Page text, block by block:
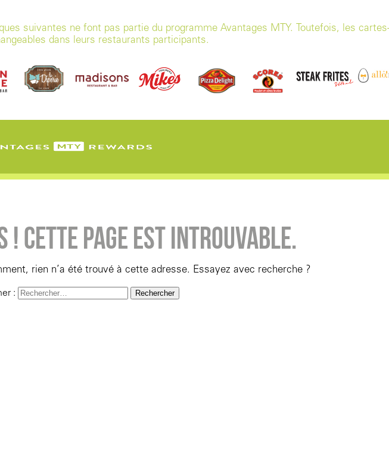
suivantes ne font pas partie du programme Avantages MTY. Toutefois, les
dans leurs restaurants participants.